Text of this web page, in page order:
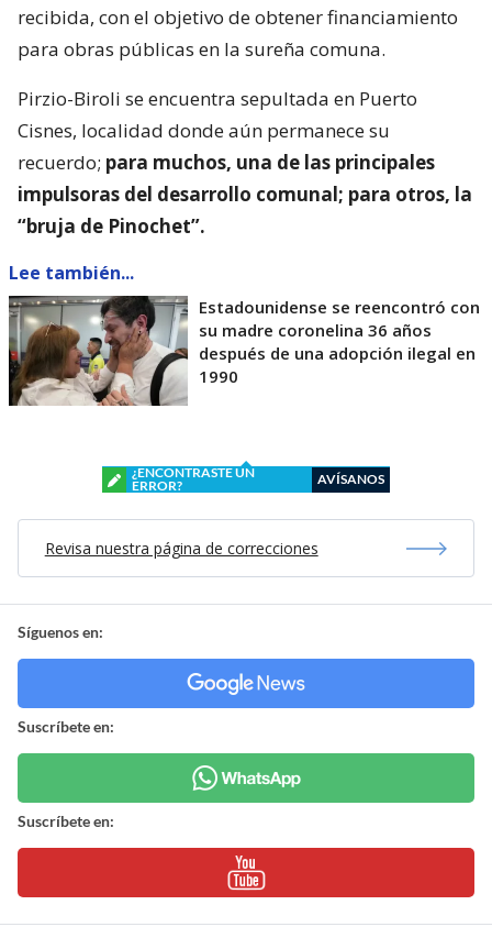
recibida, con el objetivo de obtener financiamiento
para obras públicas en la sureña comuna.
Pirzio-Biroli se encuentra sepultada en Puerto
Cisnes, localidad donde aún permanece su
recuerdo; para muchos, una de las principales
impulsoras del desarrollo comunal; para otros, la
“bruja de Pinochet”.
Lee también...
Estadounidense se reencontró con
su madre coronelina 36 años
después de una adopción ilegal en
1990
¿ENCONTRASTE UN
ERROR?
AVÍSANOS
Revisa nuestra página de correcciones
Síguenos en:
Suscríbete en:
Suscríbete en: